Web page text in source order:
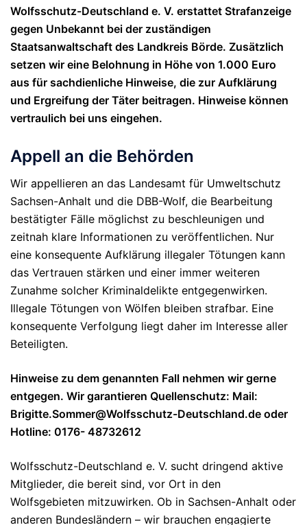
Wolfsschutz-Deutschland e. V. erstattet Strafanzeige
gegen Unbekannt bei der zuständigen
Staatsanwaltschaft des Landkreis Börde. Zusätzlich
setzen wir eine Belohnung in Höhe von 1.000 Euro
aus für sachdienliche Hinweise, die zur Aufklärung
und Ergreifung der Täter beitragen. Hinweise können
vertraulich bei uns eingehen.
Appell an die Behörden
Wir appellieren an das Landesamt für Umweltschutz
Sachsen-Anhalt und die DBB-Wolf, die Bearbeitung
bestätigter Fälle möglichst zu beschleunigen und
zeitnah klare Informationen zu veröffentlichen. Nur
eine konsequente Aufklärung illegaler Tötungen kann
das Vertrauen stärken und einer immer weiteren
Zunahme solcher Kriminaldelikte entgegenwirken.
Illegale Tötungen von Wölfen bleiben strafbar. Eine
konsequente Verfolgung liegt daher im Interesse aller
Beteiligten.
Hinweise zu dem genannten Fall nehmen wir gerne
entgegen. Wir garantieren Quellenschutz: Mail:
Brigitte.Sommer@Wolfsschutz-Deutschland.de oder
Hotline: 0176- 48732612
Wolfsschutz-Deutschland e. V. sucht dringend aktive
Mitglieder, die bereit sind, vor Ort in den
Wolfsgebieten mitzuwirken. Ob in Sachsen-Anhalt oder
anderen Bundesländern – wir brauchen engagierte